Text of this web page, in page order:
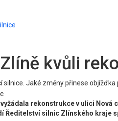
kvůli
Jaké změny přinese objížďka
rekonstrukce v ulici
Ředitelství silnic Zlínského kraje